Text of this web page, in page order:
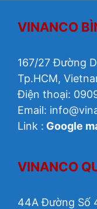
VINANCO
167/27 Đường
Tp.HCM,
Điện thoại:
Email:
Link : Google
VINANCO
44A Đường Số